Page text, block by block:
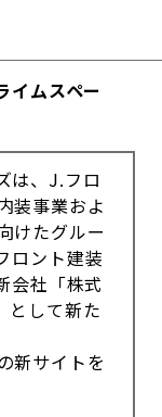
イムスペー
は、J.フロ
装事業およ
けたグルー
ロント建装
会社「株式
として新た
新サイトを